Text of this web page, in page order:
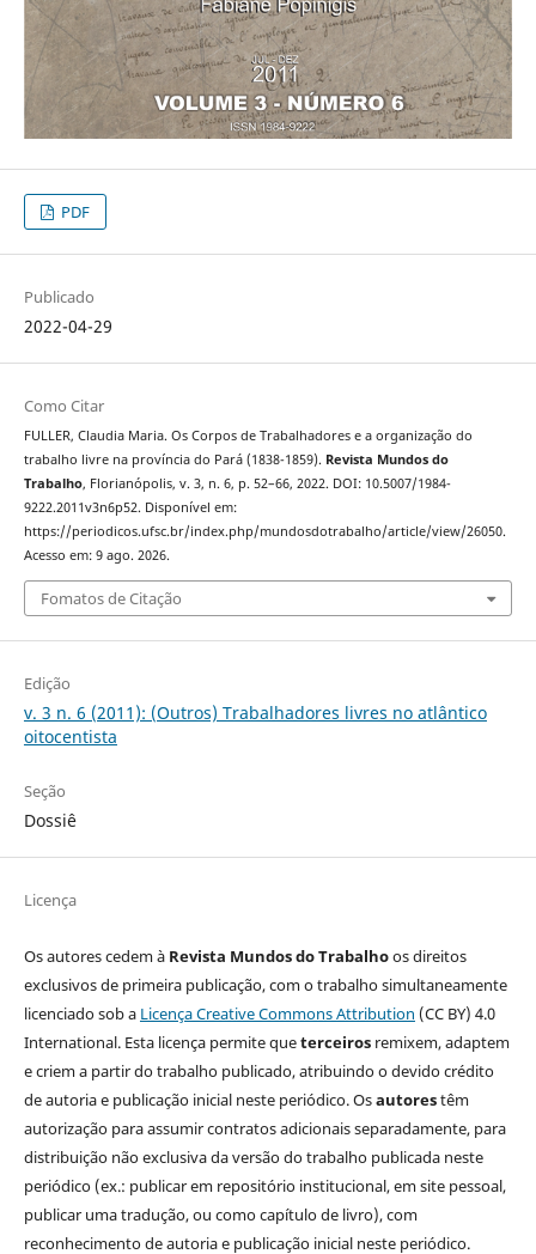
PDF
Publicado
2022-04-29
Como Citar
FULLER, Claudia Maria. Os Corpos de Trabalhadores e a organização do
trabalho livre na província do Pará (1838-1859). Revista Mundos do
Trabalho, Florianópolis, v. 3, n. 6, p. 52–66, 2022. DOI: 10.5007/1984-
9222.2011v3n6p52. Disponível em:
https://periodicos.ufsc.br/index.php/mundosdotrabalho/article/view/26050.
Acesso em: 9 ago. 2026.
Fomatos de Citação
Edição
v. 3 n. 6 (2011): (Outros) Trabalhadores livres no atlântico
oitocentista
Seção
Dossiê
Licença
Os autores cedem à Revista Mundos do Trabalhoos direitos
exclusivos de primeira publicação, com o trabalho simultaneamente
licenciado sob a Licença Creative Commons Attribution (CC BY) 4.0
International. Esta licença permite queterceirosremixem, adaptem
e criem a partir do trabalho publicado, atribuindo o devido crédito
de autoria e publicação inicial neste periódico. Osautorestêm
autorização para assumir contratos adicionais separadamente, para
distribuição não exclusiva da versão do trabalho publicada neste
periódico (ex.: publicar em repositório institucional, em site pessoal,
publicar uma tradução, ou como capítulo de livro), com
reconhecimento de autoria e publicação inicial neste periódico.